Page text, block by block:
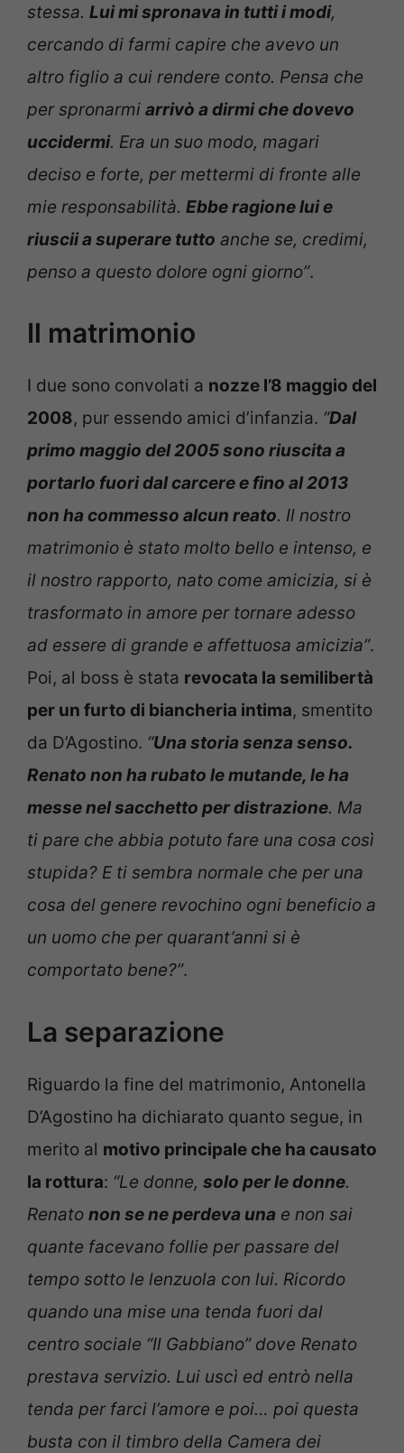
stessa. Lui mi spronava in tutti i modi,
cercando di farmi capire che avevo un
altro figlio a cui rendere conto. Pensa che
per spronarmi arrivò a dirmi che dovevo
uccidermi. Era un suo modo, magari
deciso e forte, per mettermi di fronte alle
mie responsabilità. Ebbe ragione lui e
riuscii a superare tutto anche se, credimi,
penso a questo dolore ogni giorno”.
Il matrimonio
I due sono convolati a nozze l’8 maggio del
2008, pur essendo amici d’infanzia. “Dal
primo maggio del 2005 sono riuscita a
portarlo fuori dal carcere e fino al 2013
non ha commesso alcun reato. Il nostro
matrimonio è stato molto bello e intenso, e
il nostro rapporto, nato come amicizia, si è
trasformato in amore per tornare adesso
ad essere di grande e affettuosa amicizia”.
Poi, al boss è stata revocata la semilibertà
per un furto di biancheria intima, smentito
da D’Agostino. “Una storia senza senso.
Renato non ha rubato le mutande, le ha
messe nel sacchetto per distrazione. Ma
ti pare che abbia potuto fare una cosa così
stupida? E ti sembra normale che per una
cosa del genere revochino ogni beneficio a
un uomo che per quarant’anni si è
comportato bene?”.
La separazione
Riguardo la fine del matrimonio, Antonella
D’Agostino ha dichiarato quanto segue, in
merito al motivo principale che ha causato
la rottura: “Le donne, solo per le donne.
Renato non se ne perdeva una e non sai
quante facevano follie per passare del
tempo sotto le lenzuola con lui. Ricordo
quando una mise una tenda fuori dal
centro sociale “Il Gabbiano” dove Renato
prestava servizio. Lui uscì ed entrò nella
tenda per farci l’amore e poi… poi questa
busta con il timbro della Camera dei